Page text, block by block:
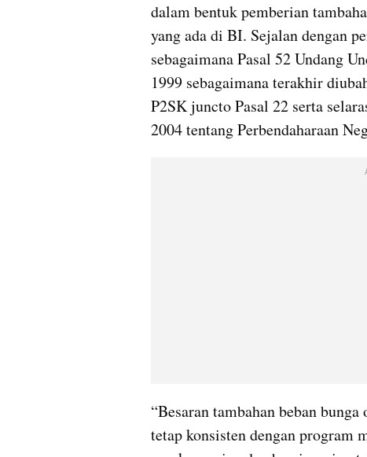
dalam bentuk pemberian
yang ada di BI. Sejalan dengan
sebagaimana Pasal 52 Undang
1999 sebagaimana terakhir
P2SK juncto Pasal 22 serta
2004 tentang Perbendaharaan
“Besaran tambahan beban
tetap konsisten dengan program